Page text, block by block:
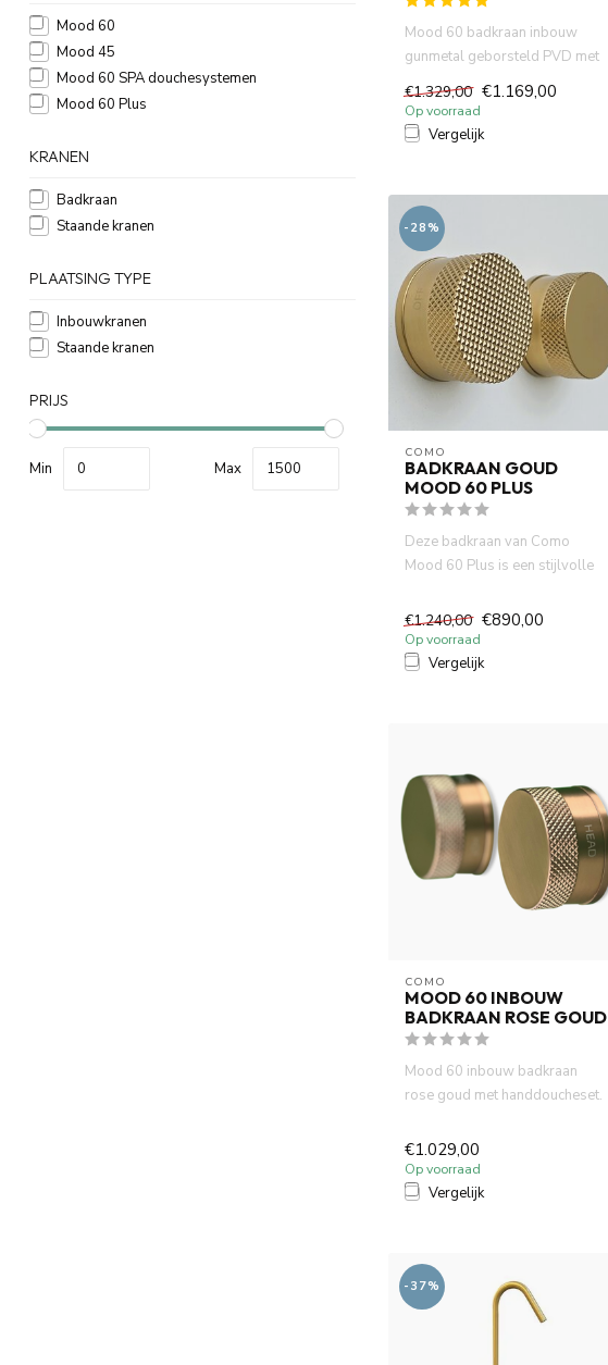
Mood 60
Mood 45
Mood 60 SPA douchesystemen
Mood 60 Plus
KRANEN
Badkraan
Staande kranen
PLAATSING TYPE
Inbouwkranen
Staande kranen
PRIJS
Min Max
Mood 60 badkraan inbouw
gunmetal geborsteld PVD met
...
€1.329,00 €1.169,00
Op voorraad
Vergelijk
-28%
COMO
BADKRAAN GOUD
MOOD 60 PLUS
Deze badkraan van Como
Mood 60 Plus is een stijlvolle
€1.240,00 €890,00
Op voorraad
Vergelijk
COMO
MOOD 60 INBOUW
BADKRAAN ROSE GOUD
Mood 60 inbouw badkraan
rose goud met handdoucheset.
€1.029,00
Op voorraad
Vergelijk
-37%